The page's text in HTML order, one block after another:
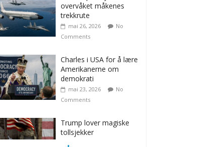
overvåket måkenes
trekkrute
mai 26, 2026
No
Comments
Charles i USA for å lære
Amerikanerne om
demokrati
mai 23, 2026
No
Comments
Trump lover magiske
tollsjekker